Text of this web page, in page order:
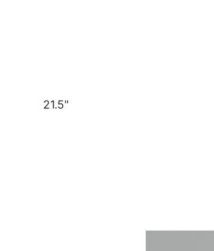
21.5"